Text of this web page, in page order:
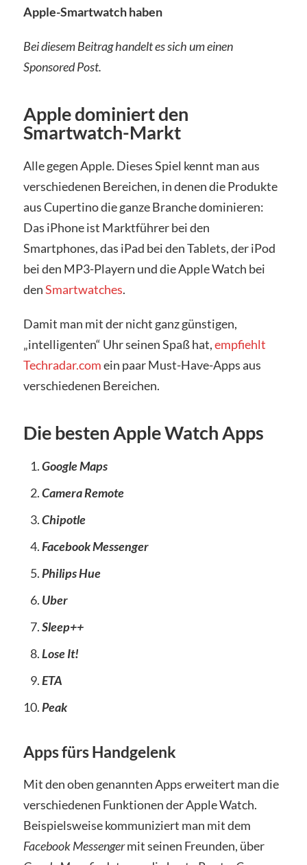
Apple-Smartwatch haben
Bei diesem Beitrag handelt es sich um einen
Sponsored Post.
Apple dominiert den
Smartwatch-Markt
Alle gegen Apple. Dieses Spiel kennt man aus
verschiedenen Bereichen, in denen die Produkte
aus Cupertino die ganze Branche dominieren:
Das iPhone ist Marktführer bei den
Smartphones, das iPad bei den Tablets, der iPod
bei den MP3-Playern und die Apple Watch bei
denSmartwatches.
Damit man mit der nicht ganz günstigen,
„intelligenten“ Uhr seinen Spaß hat,empfiehlt
Techradar.comein paar Must-Have-Apps aus
verschiedenen Bereichen.
Die besten Apple Watch Apps
Google Maps
Camera Remote
Chipotle
Facebook Messenger
Philips Hue
Uber
Sleep++
Lose It!
ETA
Peak
Apps fürs Handgelenk
Mit den oben genannten Apps erweitert man die
verschiedenen Funktionen der Apple Watch.
Beispielsweise kommuniziert man mit dem
Facebook Messengermit seinen Freunden, über